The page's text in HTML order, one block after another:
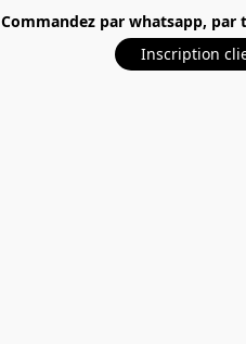
Commandez par whatsapp, par
Inscription